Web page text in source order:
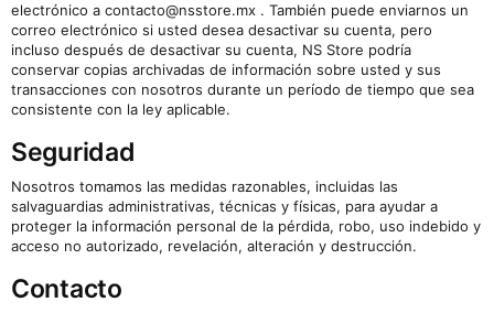
electrónico a contacto@nsstore.mx . También puede enviarnos un
correo electrónico si usted desea desactivar su cuenta, pero
incluso después de desactivar su cuenta, NS Store podría
conservar copias archivadas de información sobre usted y sus
transacciones con nosotros durante un período de tiempo que sea
consistente con la ley aplicable.
Seguridad
Nosotros tomamos las medidas razonables, incluidas las
salvaguardias administrativas, técnicas y físicas, para ayudar a
proteger la información personal de la pérdida, robo, uso indebido y
acceso no autorizado, revelación, alteración y destrucción.
Contacto